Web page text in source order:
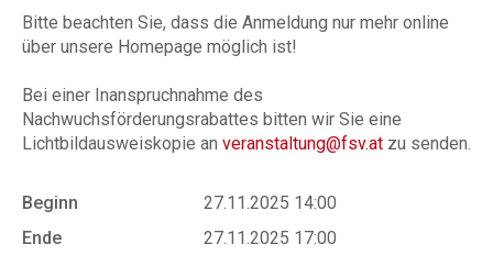
Bitte beachten Sie, dass die Anmeldung nur mehr online
über unsere Homepage möglich ist!
Bei einer Inanspruchnahme des
Nachwuchsförderungsrabattes bitten wir Sie eine
Lichtbildausweiskopie an veranstaltung@fsv.at zu senden.
Beginn
27.11.2025 14:00
Ende
27.11.2025 17:00